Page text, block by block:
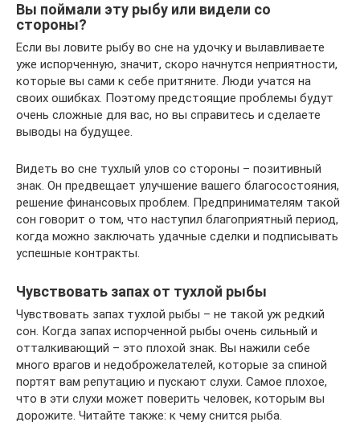
Вы поймали эту рыбу или видели со
стороны?
Если вы ловите рыбу во сне на удочку и вылавливаете
уже испорченную, значит, скоро начнутся неприятности,
которые вы сами к себе притяните. Люди учатся на
своих ошибках. Поэтому предстоящие проблемы будут
очень сложные для вас, но вы справитесь и сделаете
выводы на будущее.
Видеть во сне тухлый улов со стороны – позитивный
знак. Он предвещает улучшение вашего благосостояния,
решение финансовых проблем. Предпринимателям такой
сон говорит о том, что наступил благоприятный период,
когда можно заключать удачные сделки и подписывать
успешные контракты.
Чувствовать запах от тухлой рыбы
Чувствовать запах тухлой рыбы – не такой уж редкий
сон. Когда запах испорченной рыбы очень сильный и
отталкивающий – это плохой знак. Вы нажили себе
много врагов и недоброжелателей, которые за спиной
портят вам репутацию и пускают слухи. Самое плохое,
что в эти слухи может поверить человек, которым вы
дорожите. Читайте также: к чему снится рыба.